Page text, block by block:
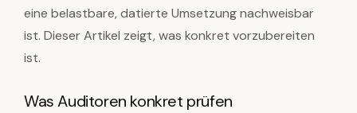
eine belastbare, datierte Umsetzung nachweisbar
ist. Dieser Artikel zeigt, was konkret vorzubereiten
ist.
Was Auditoren konkret prüfen